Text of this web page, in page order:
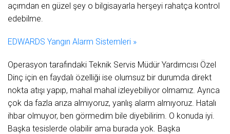
açımdan en güzel şey o bilgisayarla herşeyi rahatça kontrol
edebilme.
EDWARDS Yangın Alarm Sistemleri »
Operasyon tarafındaki Teknik Servis Müdür Yardımcısı Özel
Dinç için en faydalı özelliği ise olumsuz bir durumda direkt
nokta atışı yapıp, mahal mahal izleyebiliyor olmamız. Ayrıca
çok da fazla arıza almıyoruz, yanlış alarm almıyoruz. Hatalı
ihbar olmuyor, ben görmedim bile diyebilirim. O konuda iyi.
Başka tesislerde olabilir ama burada yok. Başka